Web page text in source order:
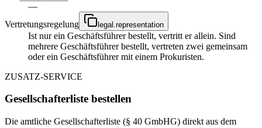
—
Vertretungsregelung
legal.representation
Ist nur ein Geschäftsführer bestellt, vertritt er allein. Sind
mehrere Geschäftsführer bestellt, vertreten zwei gemeinsam
oder ein Geschäftsführer mit einem Prokuristen.
ZUSATZ-SERVICE
Gesellschafterliste bestellen
Die amtliche Gesellschafterliste (§ 40 GmbHG) direkt aus dem